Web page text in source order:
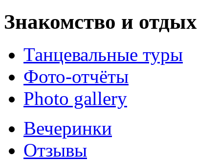
Знакомство и отдых
Танцевальные туры
Фото-отчёты
Photo gallery
Вечеринки
Отзывы